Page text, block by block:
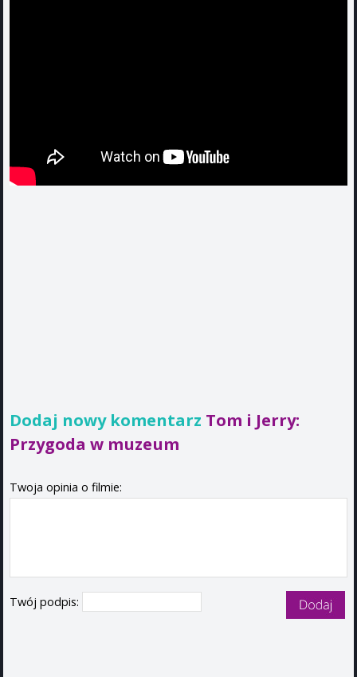
Dodaj nowy komentarz Tom i Jerry:
Przygoda w muzeum
Twoja opinia o filmie:
Twój podpis: